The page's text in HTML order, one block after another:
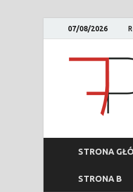
07/08/2026
STRONA
STRONA B